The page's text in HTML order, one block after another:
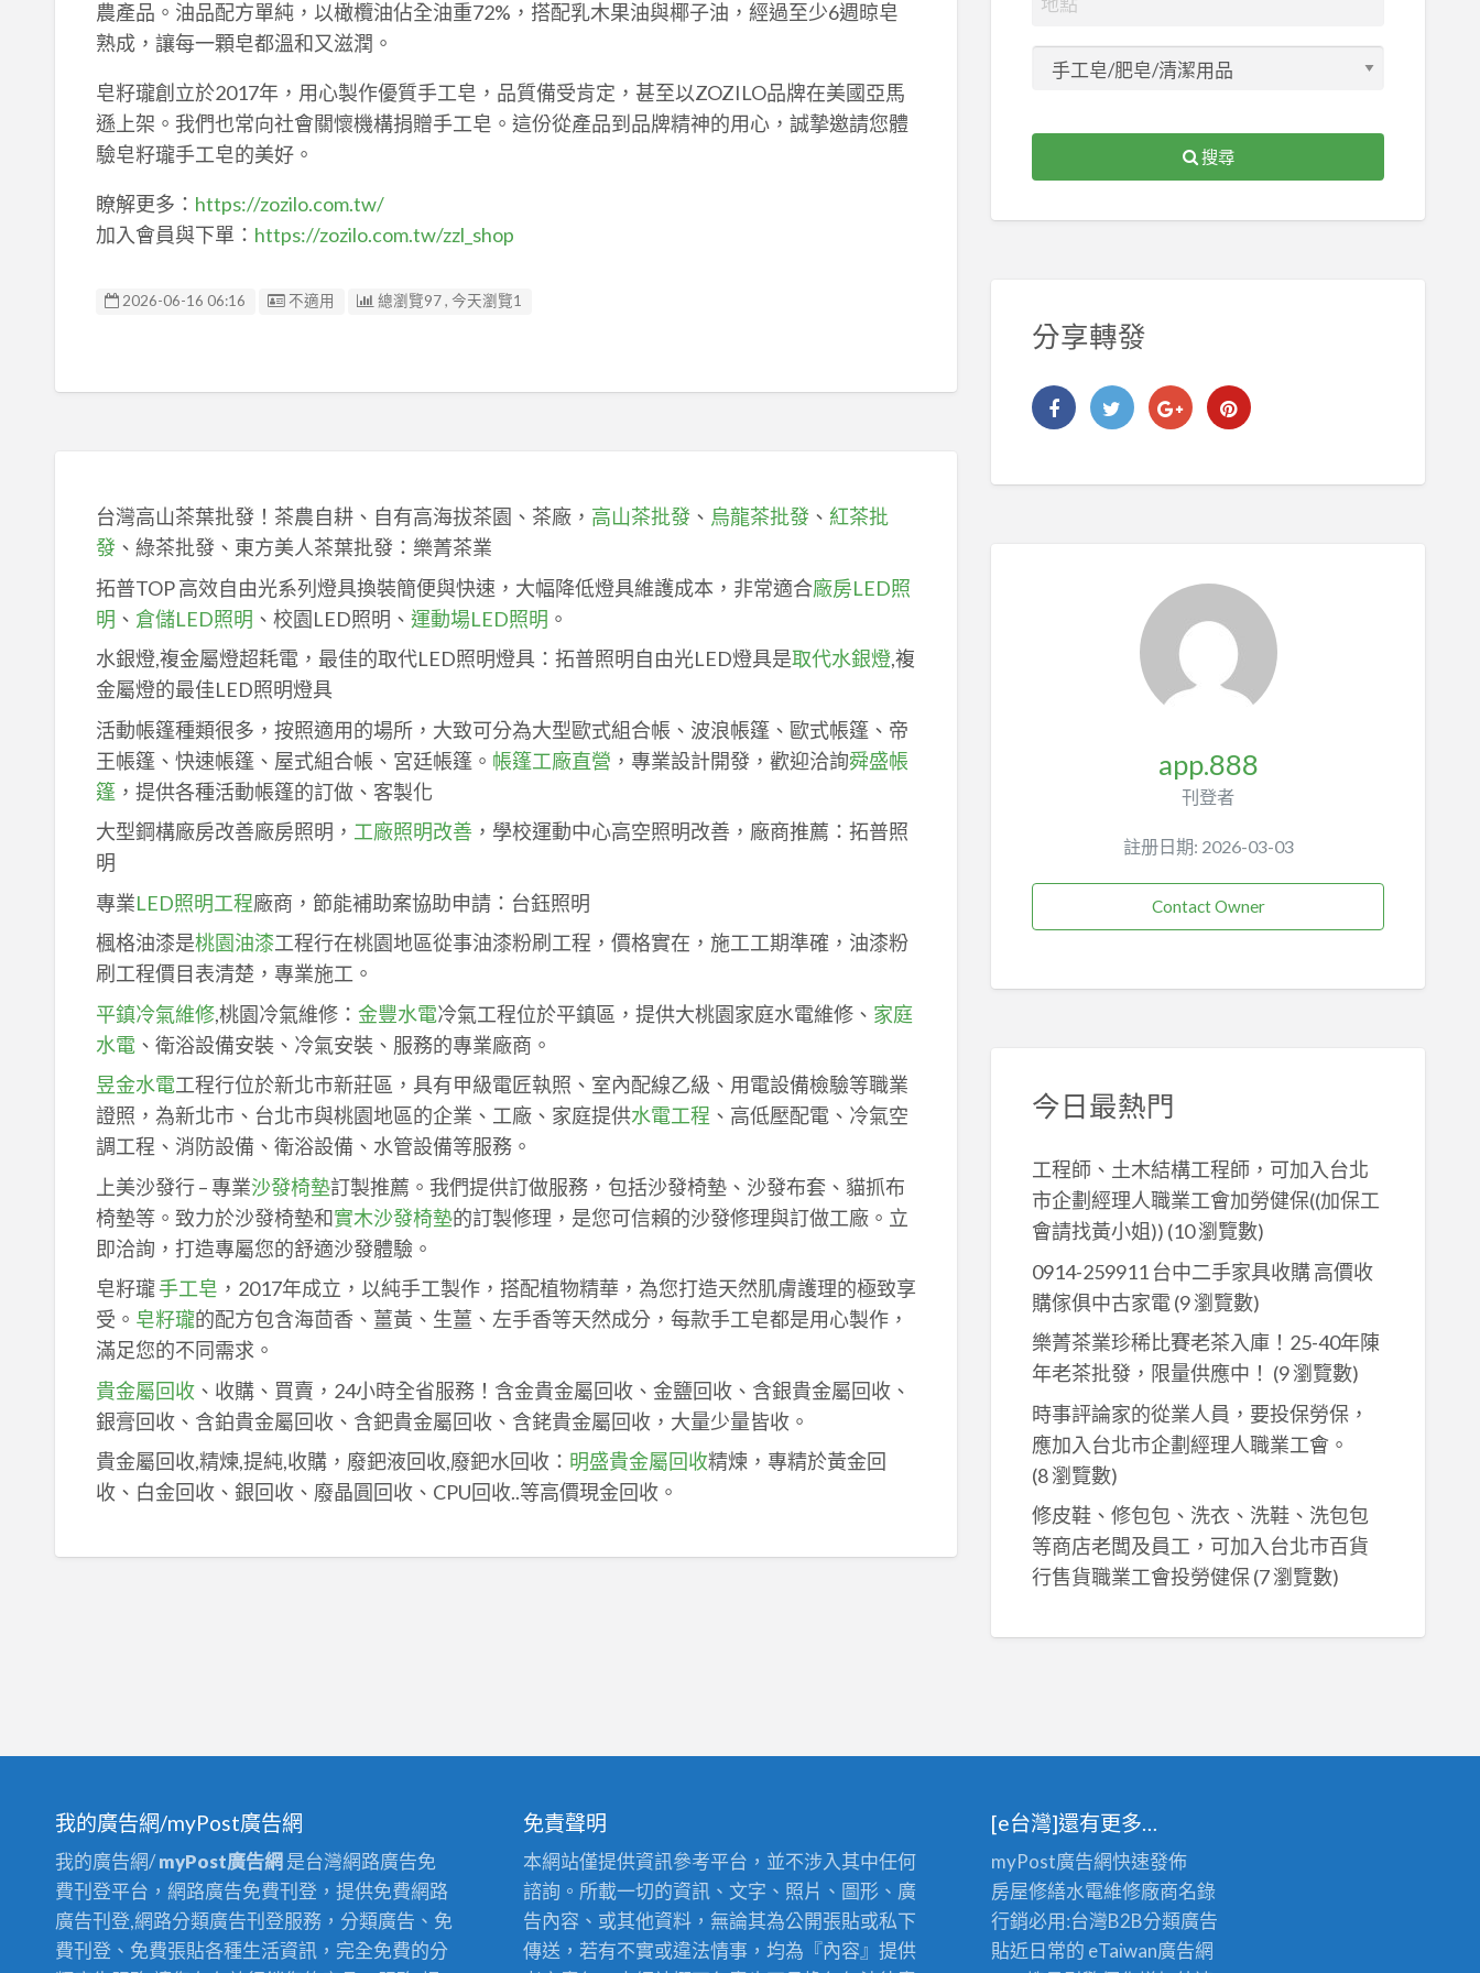
農產品。油品配方單純，以橄欖油佔全油重72%，搭配乳木果油與椰子油，經過至少6週晾皂
熟成，讓每一顆皂都溫和又滋潤。
皂籽瓏創立於2017年，用心製作優質手工皂，品質備受肯定，甚至以ZOZILO品牌在美國亞馬
遜上架。我們也常向社會關懷機構捐贈手工皂。這份從產品到品牌精神的用心，誠摯邀請您體
驗皂籽瓏手工皂的美好。
瞭解更多： https://zozilo.com.tw/
加入會員與下單： https://zozilo.com.tw/zzl_shop
2026-06-16 06:16 廣告编號
不適用 總瀏覽97 , 今天瀏覽1
台灣高山茶葉批發！茶農自耕、自有高海拔茶園、茶廠， 高山茶批發、 烏龍茶批發、 紅茶批
發、綠茶批發、東方美人茶葉批發：樂菁茶業
拓普TOP 高效自由光系列燈具換裝簡便與快速，大幅降低燈具維護成本，非常適合廠房LED照
明 、 倉儲LED照明 、校園LED照明、 運動場LED照明 。
水銀燈,複金屬燈超耗電，最佳的取代LED照明燈具：拓普照明自由光LED燈具是取代水銀燈,複
金屬燈的最佳LED照明燈具
活動帳篷種類很多，按照適用的場所，大致可分為大型歐式組合帳、波浪帳篷、歐式帳篷、帝
王帳篷、快速帳篷、屋式組合帳、宮廷帳篷。 帳篷工廠直營 ，專業設計開發，歡迎洽詢舜盛帳
篷，提供各種活動帳篷的訂做、客製化
大型鋼構廠房改善廠房照明， 工廠照明改善，學校運動中心高空照明改善，廠商推薦：拓普照
明
專業LED照明工程廠商，節能補助案協助申請：台鈺照明
楓格油漆是桃園油漆工程行在桃園地區從事油漆粉刷工程，價格實在，施工工期準確，油漆粉
刷工程價目表清楚，專業施工。
平鎮冷氣維修,桃園冷氣維修： 金豐水電冷氣工程位於平鎮區，提供大桃園家庭水電維修、 家庭
水電、衛浴設備安裝、冷氣安裝、服務的專業廠商。
昱金水電工程行位於新北市新莊區，具有甲級電匠執照、室內配線乙級、用電設備檢驗等職業
證照，為新北市、台北市與桃園地區的企業、工廠、家庭提供水電工程 、高低壓配電、冷氣空
調工程、消防設備、衛浴設備、水管設備等服務。
上美沙發行 – 專業沙發椅墊訂製推薦。我們提供訂做服務，包括沙發椅墊、沙發布套、貓抓布
椅墊等。致力於沙發椅墊和實木沙發椅墊的訂製修理，是您可信賴的沙發修理與訂做工廠。立
即洽詢，打造專屬您的舒適沙發體驗。
皂籽瓏手工皂 ，2017年成立，以純手工製作，搭配植物精華，為您打造天然肌膚護理的極致享
受。 皂籽瓏的配方包含海茴香、薑黃、生薑、左手香等天然成分，每款手工皂都是用心製作，
滿足您的不同需求。
貴金屬回收、收購、買賣，24小時全省服務！含金貴金屬回收、金鹽回收、含銀貴金屬回收、
銀膏回收、含鉑貴金屬回收、含鈀貴金屬回收、含銠貴金屬回收，大量少量皆收。
貴金屬回收,精煉,提純,收購，廢鈀液回收,廢鈀水回收： 明盛貴金屬回收精煉，專精於黃金回
收、白金回收、銀回收、廢晶圓回收、CPU回收..等高價現金回收。
搜尋
分享轉發
app.888
刊登者
註册日期: 2026-03-03
Contact Owner
今日最熱門
工程師、土木結構工程師，可加入台北
市企劃經理人職業工會加勞健保((加保工
會請找黃小姐)) (10 瀏覽數)
0914-259911 台中二手家具收購 高價收
購傢俱中古家電(9 瀏覽數)
樂菁茶業珍稀比賽老茶入庫！25-40年陳
年老茶批發，限量供應中！ (9 瀏覽數)
時事評論家的從業人員，要投保勞保，
應加入台北市企劃經理人職業工會。
(8 瀏覽數)
修皮鞋、修包包、洗衣、洗鞋、洗包包
等商店老闆及員工，可加入台北巿百貨
行售貨職業工會投勞健保(7 瀏覽數)
我的廣告網/myPost廣告網
我的廣告網/myPost廣告網 是台灣網路廣告免
費刊登平台，網路廣告免費刊登，提供免費網路
廣告刊登,網路分類廣告刊登服務，分類廣告、免
費刊登、免費張貼各種生活資訊，完全免費的分
免責聲明
本網站僅提供資訊參考平台，並不涉入其中任何
諮詢。所載一切的資訊、文字、照片、圖形、廣
告內容、或其他資料，無論其為公開張貼或私下
傳送，若有不實或違法情事，均為『內容』提供
[e台灣]還有更多…
myPost廣告網快速發佈
房屋修繕水電維修廠商名錄
行銷必用:台灣B2B分類廣告
貼近日常的 eTaiwan廣告網